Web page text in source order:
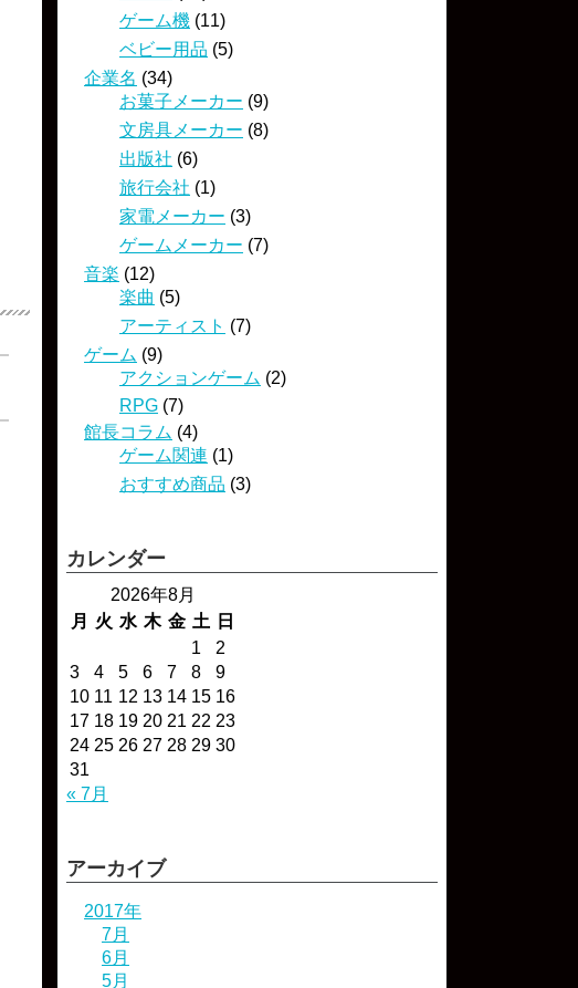
ゲーム機 (11)
ベビー用品 (5)
企業名 (34)
お菓子メーカー (9)
文房具メーカー (8)
出版社 (6)
旅行会社 (1)
家電メーカー (3)
ゲームメーカー (7)
音楽 (12)
楽曲 (5)
アーティスト (7)
ゲーム (9)
アクションゲーム (2)
RPG (7)
館長コラム (4)
ゲーム関連 (1)
おすすめ商品 (3)
カレンダー
2026年8月
月
火 水 木 金 土
日
1
2
3
4 5 6 7 8
9
10 11 12 13 14 15 16
17 18 19 20 21 22 23
24 25 26 27 28 29 30
31
« 7月
アーカイブ
2017年
7月
6月
5月